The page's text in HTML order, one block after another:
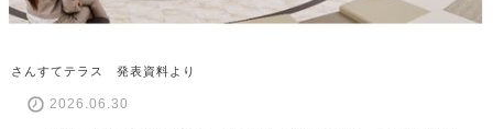
さんすてテラス 発表資料より
2026.06.30